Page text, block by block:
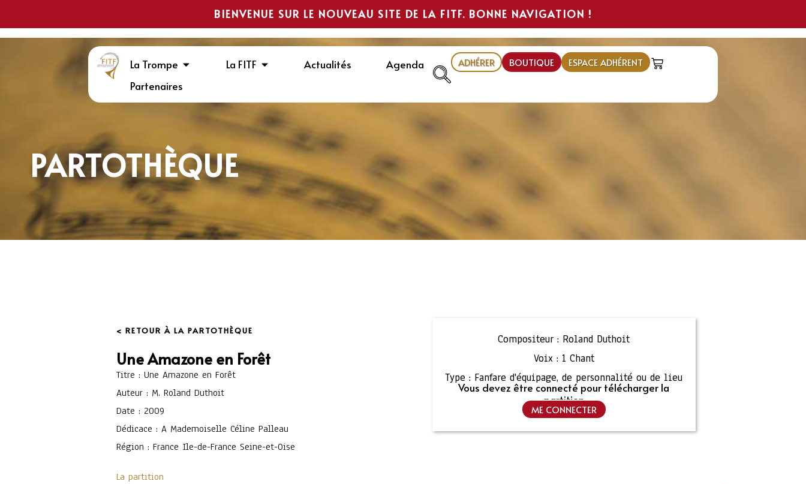
BIENVENUE SUR LE NOUVEAU SITE DE LA FITF. BONNE NAVIGATION !
La Trompe La FITF Actualités
Agenda
Partenaires
ADHÉRER BOUTIQUE ESPACE ADHÉRENT
PARTOTHÈQUE
< RETOUR À LA PARTOTHÈQUE
Une Amazone en Forêt
Titre : Une Amazone en Forêt
Auteur : M. Roland Duthoit
Date : 2009
Dédicace : A Mademoiselle Céline Palleau
Région : France Ile-de-France Seine-et-Oise
La partition
Compositeur : Roland Duthoit
Voix : 1 Chant
Type : Fanfare d'équipage, de personnalité ou de lieu
Vous devez être connecté pour télécharger la
partition
ME CONNECTER